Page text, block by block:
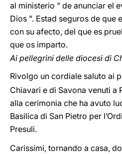
al ministerio " de anunciar el
Dios ". Estad seguros de que
con su afecto, del que es
que os imparto.
Ai pellegrini delle diocesi di
Rivolgo un cordiale saluto ai
Chiavari e di Savona venuti a
alla cerimonia che ha avuto
Basilica di San Pietro per
Presuli.
Carissimi, tornando a casa,